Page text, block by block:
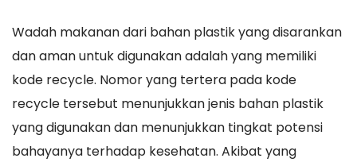
Wadah makanan dari bahan plastik yang disarankan
dan aman untuk digunakan adalah yang memiliki
kode recycle. Nomor yang tertera pada kode
recycle tersebut menunjukkan jenis bahan plastik
yang digunakan dan menunjukkan tingkat potensi
bahayanya terhadap kesehatan. Akibat yang